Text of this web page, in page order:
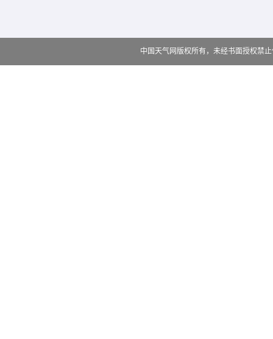
中国天气网版权所有，未经书面授权